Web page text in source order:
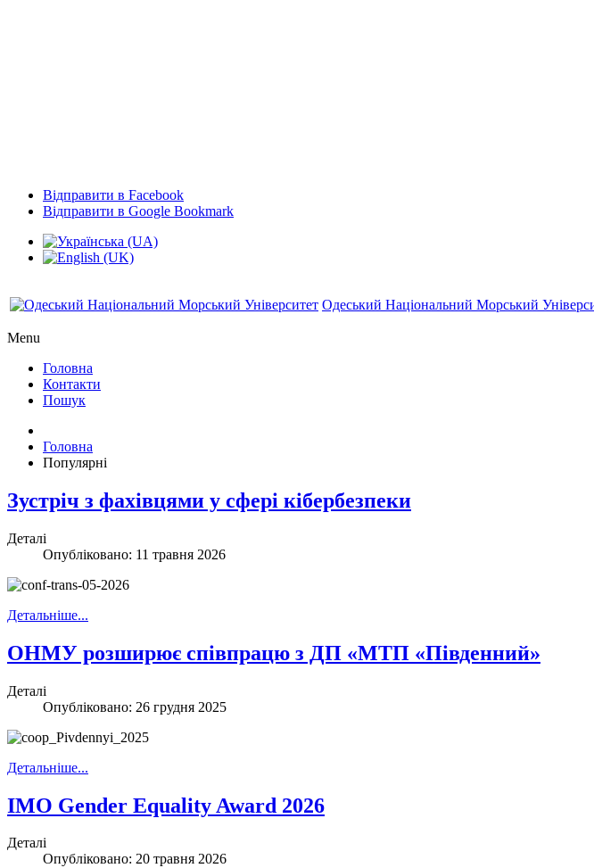
Відправити в Facebook
Відправити в Google Bookmark
Одеський Національний Морський
Menu
Головна
Контакти
Пошук
Головна
Популярні
Зустріч з фахівцями у сфері кібербезпеки
Деталі
Опубліковано: 11 травня 2026
Детальніше...
ОНМУ розширює співпрацю з ДП «МТП «Південний»
Деталі
Опубліковано: 26 грудня 2025
Детальніше...
IMO Gender Equality Award 2026
Деталі
Опубліковано: 20 травня 2026